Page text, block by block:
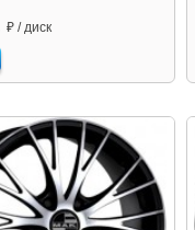
₽ / диск